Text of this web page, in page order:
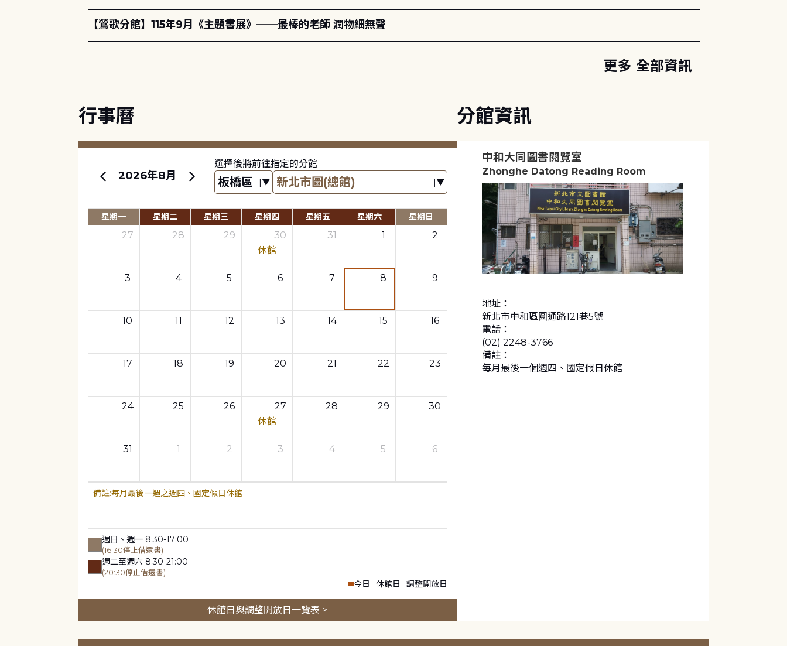
【鶯歌分館】115年9月《主題書展》──最棒的老師 潤物細無聲
更多 全部資訊
行事曆
2026年8月
選擇後將前往指定的分館
星期一 星期二 星期三 星期四 星期五 星期六 星期日
27 28 29
30
休館
31 1 2
3 4 5 6 7 8 9
10 11 12 13 14 15 16
17 18 19 20 21 22 23
24 25 26
27
休館
28 29 30
31 1 2 3 4 5 6
每月最後一週之週四、國定假日休館
週日、週一 8:30-17:00
(16:30停止借還書)
週二至週六 8:30-21:00
(20:30停止借還書)
今日 休館日 調整開放日
休館日與調整開放日一覽表 >
分館資訊
中和大同圖書閱覽室
Zhonghe Datong Reading Room
地址：
新北市中和區圓通路121巷5號
電話：
(02) 2248-3766
備註：
每月最後一個週四、國定假日休館